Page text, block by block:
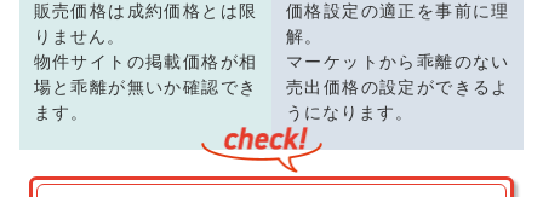
販売価格は成約価格とは限
りません。
物件サイトの掲載価格が相
場と乖離が無いか確認でき
ます。
価格設定の適正を事前に理
解。
マーケットから乖離のない
売出価格の設定ができるよ
うになります。